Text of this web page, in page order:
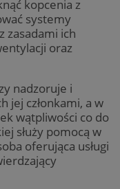
kopcenia z
systemy
zasadami ich
oraz
nadzoruje i
jej członkami, a w
wątpliwości co do
służy pomocą w
oferująca usługi